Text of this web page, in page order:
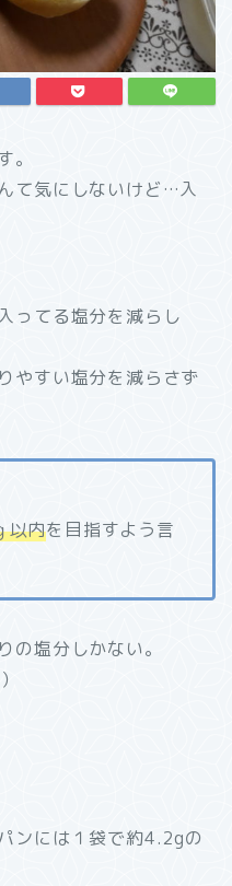
。
て気にしないけど…入
ってる塩分を減らし
やすい塩分を減らさず
以内を目指すよう言
の塩分しかない。
ンには１袋で約4.2gの